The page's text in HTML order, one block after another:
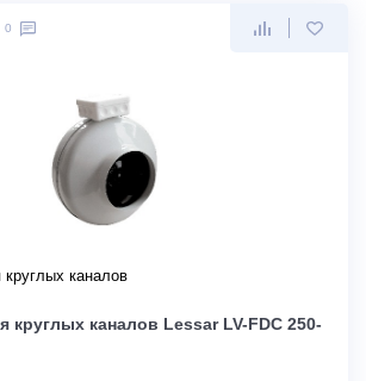
0
каналов
круглых каналов Lessar LV-FDC 250-